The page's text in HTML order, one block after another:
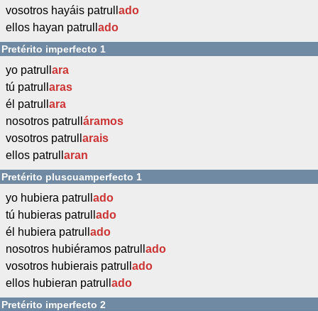
vosotros hayáis patrull ado
ellos hayan patrull ado
Pretérito imperfecto 1
yo patrull ara
tú patrull aras
él patrull ara
nosotros patrull áramos
vosotros patrull arais
ellos patrull aran
Pretérito pluscuamperfecto 1
yo hubiera patrull ado
tú hubieras patrull ado
él hubiera patrull ado
nosotros hubiéramos patrull ado
vosotros hubierais patrull ado
ellos hubieran patrull ado
Pretérito imperfecto 2